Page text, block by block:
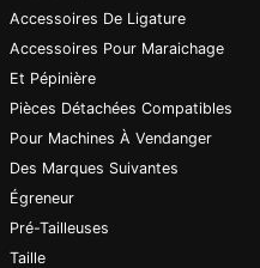
Accessoires De Ligature
Accessoires Pour Maraichage
Et Pépinière
Pièces Détachées Compatibles
Pour Machines À Vendanger
Des Marques Suivantes
Égreneur
Pré-Tailleuses
Taille